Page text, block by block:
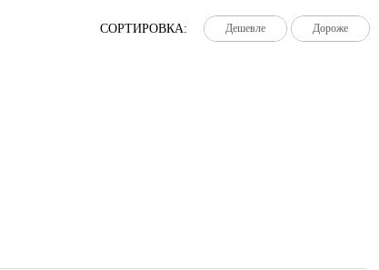
СОРТИРОВКА: Дешевле
Дешевле
Дешевле Дороже
Дороже
Дороже